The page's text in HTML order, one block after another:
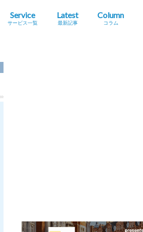
Service
サービス一覧
Latest
最新記事
Column
コラム